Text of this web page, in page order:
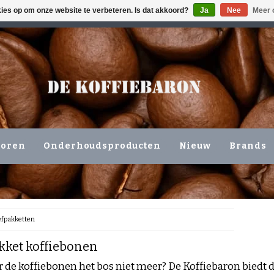
VOLGENDE WERKDAG !!! OF OPHALEN
Onderhoudsproducten Nieuw Brands
koffiebonen
de koffiebonen het bos niet meer? De Koffiebaron biedt
op om onze website te verbeteren. Is dat akkoord? Ja Nee Meer